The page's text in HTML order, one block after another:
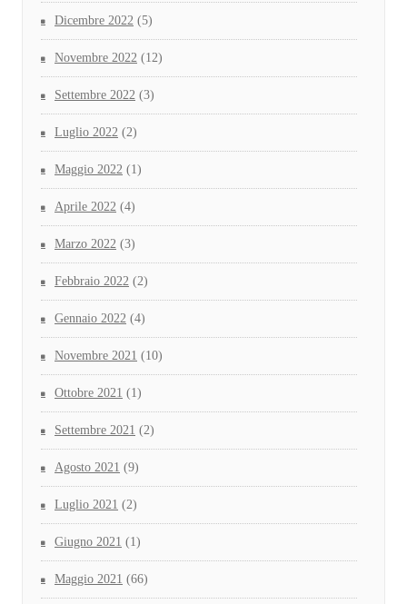
Dicembre 2022 (5)
Novembre 2022 (12)
Settembre 2022 (3)
Luglio 2022 (2)
Maggio 2022 (1)
Aprile 2022 (4)
Marzo 2022 (3)
Febbraio 2022 (2)
Gennaio 2022 (4)
Novembre 2021 (10)
Ottobre 2021 (1)
Settembre 2021 (2)
Agosto 2021 (9)
Luglio 2021 (2)
Giugno 2021 (1)
Maggio 2021 (66)